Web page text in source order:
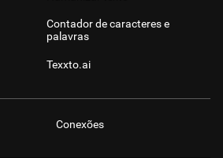
Contador de caracteres e
palavras
Texxto.ai
Conexões